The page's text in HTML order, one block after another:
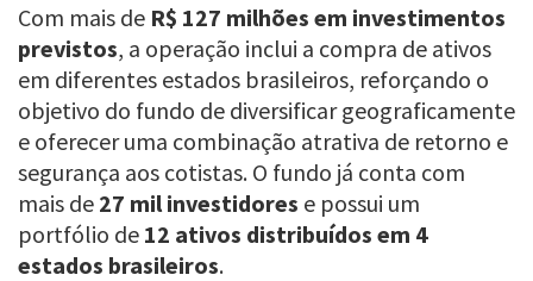
Com mais de R$ 127 milhões em investimentos
previstos, a operação inclui a compra de ativos
em diferentes estados brasileiros, reforçando o
objetivo do fundo de diversificar geograficamente
e oferecer uma combinação atrativa de retorno e
segurança aos cotistas. O fundo já conta com
mais de 27 mil investidores e possui um
portfólio de 12 ativos distribuídos em 4
estados brasileiros.